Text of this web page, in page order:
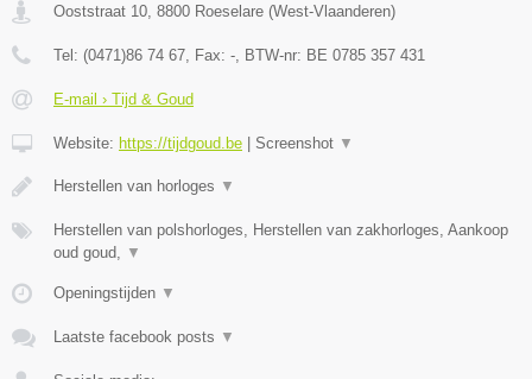
Ooststraat 10 8800 Roeselare (West-Vlaanderen)
Tel: (0471)86 74 67 , Fax: - , BTW-nr: BE 0785 357 431
E-mail › Tijd & Goud
Website: https://tijdgoud.be | Screenshot ▼
Herstellen van horloges ▼
Herstellen van polshorloges, Herstellen van zakhorloges, Aankoop
oud goud,
▼
Openingstijden ▼
Laatste facebook posts ▼